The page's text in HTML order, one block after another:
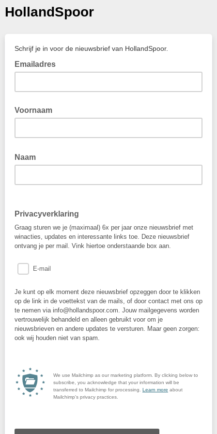
HollandSpoor
Schrijf je in voor de nieuwsbrief van HollandSpoor.
Emailadres
Voornaam
Naam
Privacyverklaring
Graag sturen we je (maximaal) 6x per jaar onze nieuwsbrief met
winacties, updates en interessante links toe. Deze nieuwsbrief
ontvang je per mail. Vink hiertoe onderstaande box aan.
E-mail
Je kunt op elk moment deze nieuwsbrief opzeggen door te klikken
op de link in de voettekst van de mails, of door contact met ons op
te nemen via info@hollandspoor.com. Jouw mailgegevens worden
vertrouwelijk behandeld en alleen gebruikt voor om je
nieuwsbrieven en andere updates te versturen. Maar geen zorgen:
ook wij houden niet van spam.
We use Mailchimp as our marketing platform. By clicking below to
subscribe, you acknowledge that your information will be
transferred to Mailchimp for processing. Learn more about
Mailchimp's privacy practices.